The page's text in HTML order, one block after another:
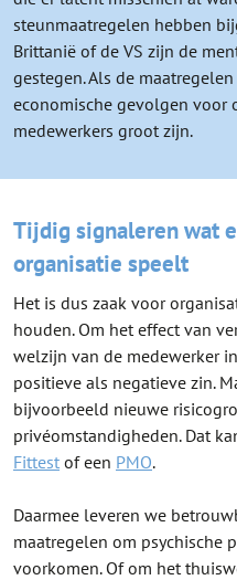
steunmaatregelen hebben
Brittanië of de VS zijn de
gestegen. Als de
economische gevolgen voor
medewerkers groot zijn.
Tijdig signaleren wat
organisatie speelt
Het is dus zaak voor
houden. Om het effect van
welzijn van de medewerker
positieve als negatieve zin.
bijvoorbeeld nieuwe
privéomstandigheden. Dat
Fittest of een PMO.
Daarmee leveren we
maatregelen om psychische
voorkomen. Of om het